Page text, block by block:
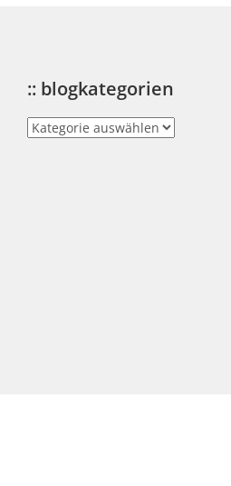
:: blogkategorien
::
blogkategorien